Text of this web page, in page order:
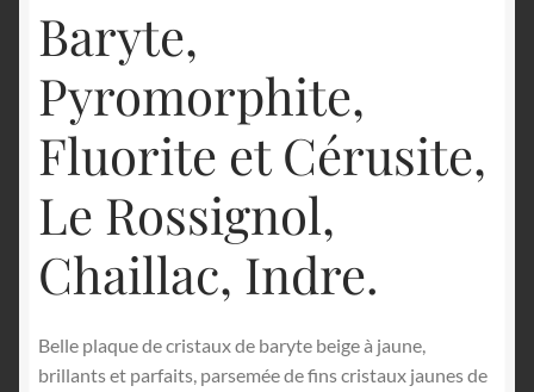
Baryte,
Pyromorphite,
Fluorite et Cérusite,
Le Rossignol,
Chaillac, Indre.
Belle plaque de cristaux de baryte beige à jaune,
brillants et parfaits, parsemée de fins cristaux jaunes de